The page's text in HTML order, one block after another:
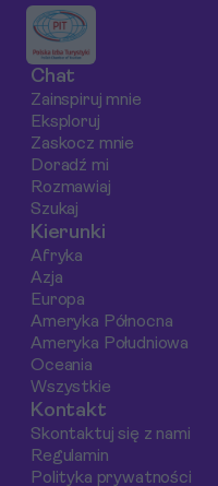
Chat
Zainspiruj mnie
Eksploruj
Zaskocz mnie
Doradź mi
Rozmawiaj
Szukaj
Kierunki
Afryka
Azja
Europa
Ameryka Północna
Ameryka Południowa
Oceania
Wszystkie
Kontakt
Skontaktuj się z nami
Regulamin
Polityka prywatności